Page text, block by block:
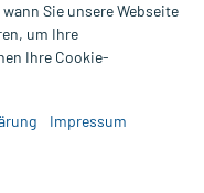
ausschließlich für
einen Arzt. Bitte
Webseite benutzt
Sie unsere Webseite
um Ihre
Ihre Cookie-
Impressum